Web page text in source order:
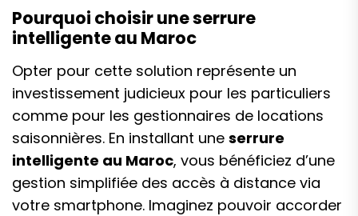
Pourquoi choisir une serrure
intelligente au Maroc
Opter pour cette solution représente un
investissement judicieux pour les particuliers
comme pour les gestionnaires de locations
saisonnières. En installant une serrure
intelligente au Maroc, vous bénéficiez d’une
gestion simplifiée des accès à distance via
votre smartphone. Imaginez pouvoir accorder